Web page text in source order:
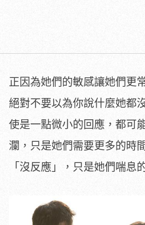
正因為她們的敏感讓她們更
絕對不要以為你說什麼她都
使是一點微小的回應，都可
瀾，只是她們需要更多的時
「沒反應」，只是她們喘息